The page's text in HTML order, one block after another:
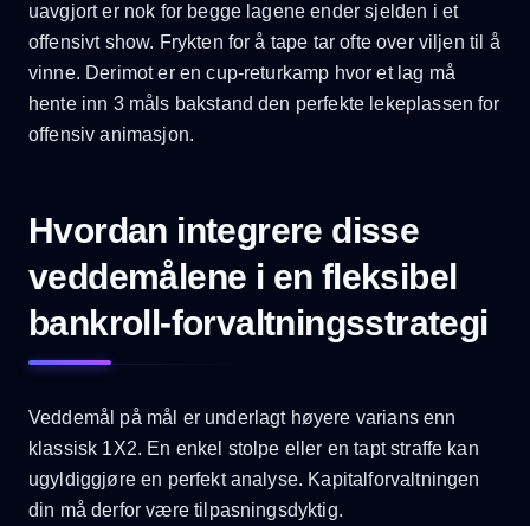
uavgjort er nok for begge lagene ender sjelden i et
offensivt show. Frykten for å tape tar ofte over viljen til å
vinne. Derimot er en cup-returkamp hvor et lag må
hente inn 3 måls bakstand den perfekte lekeplassen for
offensiv animasjon.
Hvordan integrere disse
veddemålene i en fleksibel
bankroll-forvaltningsstrategi
Veddemål på mål er underlagt høyere varians enn
klassisk 1X2. En enkel stolpe eller en tapt straffe kan
ugyldiggjøre en perfekt analyse. Kapitalforvaltningen
din må derfor være tilpasningsdyktig.